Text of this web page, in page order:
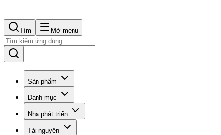
Tìm Mở menu
Sản phẩm
Danh mục
Nhà phát triển
Tài nguyên